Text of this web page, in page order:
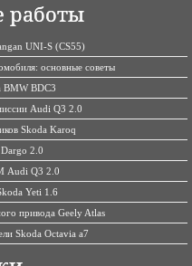
работы
UNI-S (CS55)
основные советы
BMW BDC3
Audi Q3 2.0
Skoda Karoq
2.0
Audi Q3 2.0
Yeti 1.6
привода Geely Atlas
Skoda Octavia a7